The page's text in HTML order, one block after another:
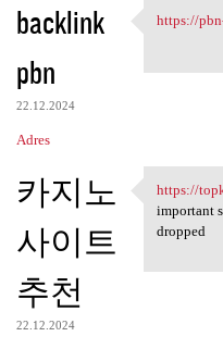
backlink
pbn
22.12.2024
Adres
https://
https://
카지노
사이트
추천
22.12.2024
https://
https://
important
dropped